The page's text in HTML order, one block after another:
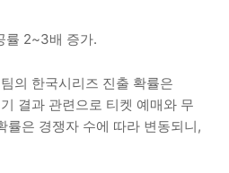
률 2~3배 증가.
의 한국시리즈 진출 확률은
결과 관련으로 티켓 예매와 무
률은 경쟁자 수에 따라 변동되니,